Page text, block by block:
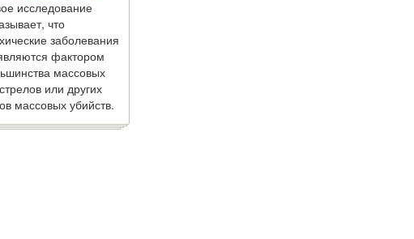
исследование
что
заболевания
фактором
массовых
или других
массовых убийств.